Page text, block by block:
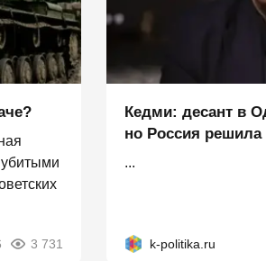
3 731
Кедми: десант в
но Россия решила
...
k-politika.ru